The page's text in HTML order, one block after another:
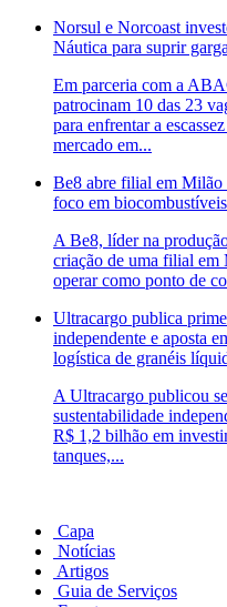
Norsul e Norcoast
Náutica para suprir
Em parceria com a
patrocinam 10 das 23
para enfrentar a
mercado em...
Be8 abre filial em Milão
foco em
A Be8, líder na
criação de uma filial
operar como ponto de
Ultracargo publica
independente e aposta
logística de granéis
A Ultracargo publicou
sustentabilidade
R$ 1,2 bilhão em
tanques,...
Capa
Notícias
Artigos
Guia de Serviços